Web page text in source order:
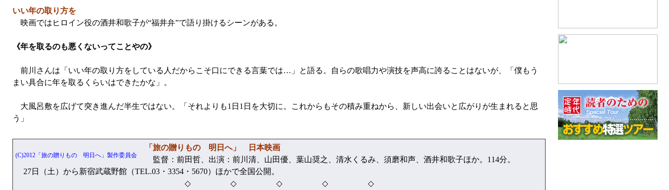
いい年の取り方を
映画ではヒロイン役の酒井和歌子が“福井弁”で語り掛けるシーンがある。
《年を取るのも悪くないってことやの》
前川さんは「いい年の取り方をしている人だからこそ口にできる言葉では…」と語る。自らの歌唱力や演技を声高に誇ることはないが、「僕もう
まい具合に年を取るくらいはできたかな」。
大風呂敷を広げて突き進んだ半生ではない。「それよりも1日1日を大切に。これからもその積み重ねから、新しい出会いと広がりが生まれると思
う」
(C)2012「旅の贈りもの 明日へ」製作委員会
「旅の贈りもの 明日へ」 日本映画
監督：前田哲、出演：前川清、山田優、葉山奨之、清水くるみ、須磨和声、酒井和歌子ほか。114分。
27日（土）から新宿武蔵野館（TEL.03・3354・5670）ほかで全国公開。
◇ ◇ ◇ ◇ ◇